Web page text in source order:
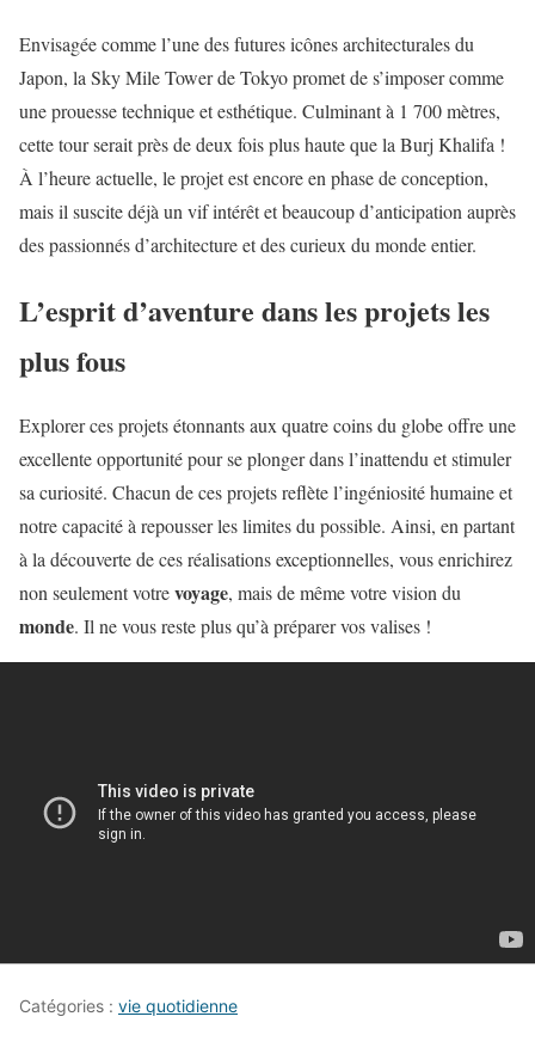
Envisagée comme l’une des futures icônes architecturales du
Japon, la Sky Mile Tower de Tokyo promet de s’imposer comme
une prouesse technique et esthétique. Culminant à 1 700 mètres,
cette tour serait près de deux fois plus haute que la Burj Khalifa !
À l’heure actuelle, le projet est encore en phase de conception,
mais il suscite déjà un vif intérêt et beaucoup d’anticipation auprès
des passionnés d’architecture et des curieux du monde entier.
L’esprit d’aventure dans les projets les
plus fous
Explorer ces projets étonnants aux quatre coins du globe offre une
excellente opportunité pour se plonger dans l’inattendu et stimuler
sa curiosité. Chacun de ces projets reflète l’ingéniosité humaine et
notre capacité à repousser les limites du possible. Ainsi, en partant
à la découverte de ces réalisations exceptionnelles, vous enrichirez
non seulement votrevoyage, mais de même votre vision du
monde. Il ne vous reste plus qu’à préparer vos valises !
Catégories : vie quotidienne